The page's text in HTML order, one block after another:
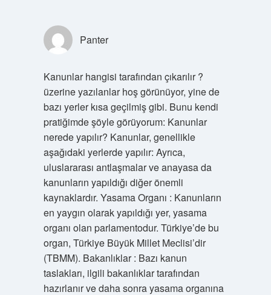
Panter
Kanunlar hangisi tarafından çıkarılır ?
üzerine yazılanlar hoş görünüyor, yine de
bazı yerler kısa geçilmiş gibi. Bunu kendi
pratiğimde şöyle görüyorum: Kanunlar
nerede yapılır? Kanunlar, genellikle
aşağıdaki yerlerde yapılır: Ayrıca,
uluslararası antlaşmalar ve anayasa da
kanunların yapıldığı diğer önemli
kaynaklardır. Yasama Organı : Kanunların
en yaygın olarak yapıldığı yer, yasama
organı olan parlamentodur. Türkiye’de bu
organ, Türkiye Büyük Millet Meclisi’dir
(TBMM). Bakanlıklar : Bazı kanun
taslakları, ilgili bakanlıklar tarafından
hazırlanır ve daha sonra yasama organına